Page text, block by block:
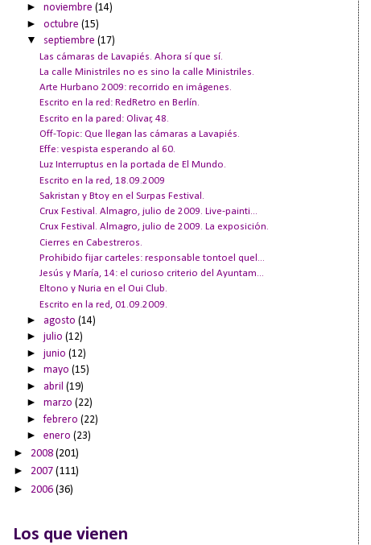
►noviembre(14)
►octubre(15)
▼ septiembre(17)
Las cámaras de Lavapiés. Ahora sí que sí.
La calle Ministriles no es sino la calle Ministriles.
Arte Hurbano 2009: recorrido en imágenes.
Escrito en la red: RedRetro en Berlín.
Escrito en la pared: Olivar, 48.
Off-Topic: Que llegan las cámaras a Lavapiés.
Effe: vespista esperando al 60.
Luz Interruptus en la portada de El Mundo.
Escrito en la red, 18.09.2009
Sakristan y Btoy en el Surpas Festival.
Crux Festival. Almagro, julio de 2009. Live-painti...
Crux Festival. Almagro, julio de 2009. La exposición.
Cierres en Cabestreros.
Prohibido fijar carteles: responsable tontoel quel...
Jesús y María, 14: el curioso criterio del Ayuntam...
Eltono y Nuria en el Oui Club.
Escrito en la red, 01.09.2009.
► agosto(14)
►julio(12)
►junio(12)
►mayo(15)
► abril(19)
►marzo(22)
►febrero(22)
►enero(23)
► 2008 (201)
► 2007 (111)
► 2006 (36)
Los que vienen